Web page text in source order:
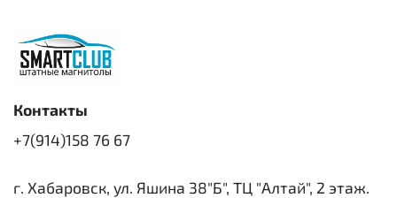
Контакты
+7(914)158 76 67
г. Хабаровск, ул. Яшина 38"Б", ТЦ "Алтай", 2 этаж.